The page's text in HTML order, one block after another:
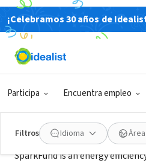
¡Celebramos 30 años de
Participa Encuentra empleo
Filtros Idioma
EMPRESA SOCIAL / EMPRESA
SparkFund
Acerca de
SparkFund is an energy